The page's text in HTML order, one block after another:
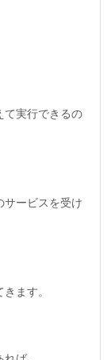
て実行できるの
サービスを受け
ます。